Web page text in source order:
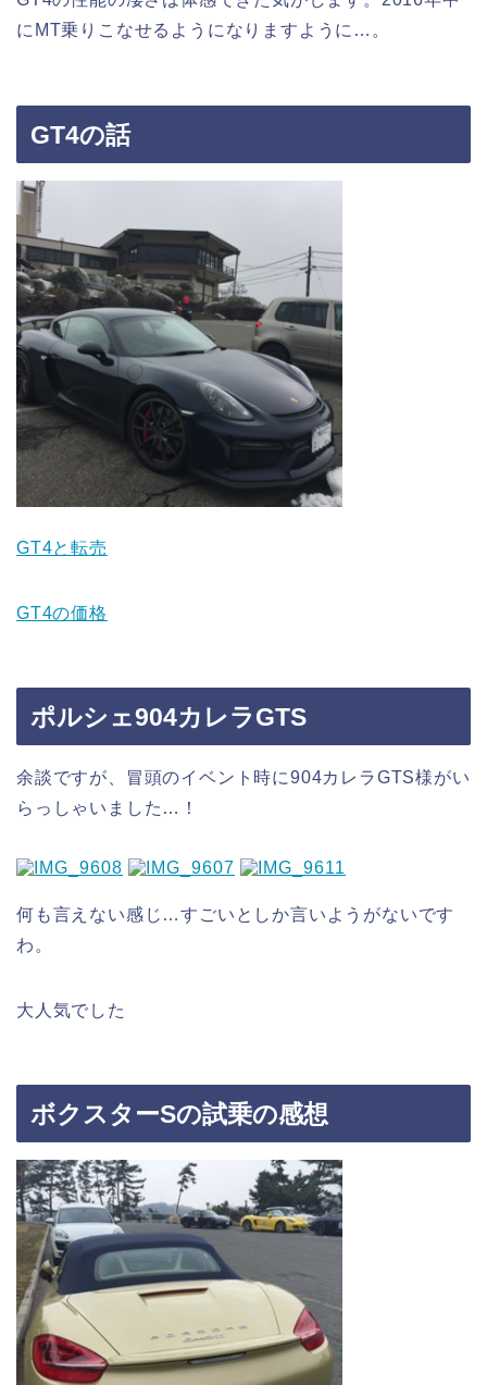
にMT乗りこなせるようになりますように…。
GT4の話
GT4と転売
GT4の価格
ポルシェ904カレラGTS
余談ですが、冒頭のイベント時に904カレラGTS様がい
らっしゃいました…！
何も言えない感じ…すごいとしか言いようがないです
わ。
大人気でした
ボクスターSの試乗の感想